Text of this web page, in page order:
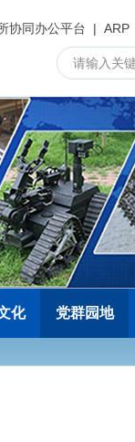
协同办公平台 | ARP
化 党群园地